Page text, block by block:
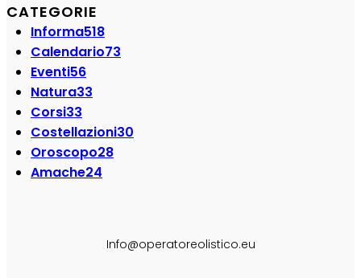
CATEGORIE
Informa518
Calendario73
Eventi56
Natura33
Corsi33
Costellazioni30
Oroscopo28
Amache24
Info@operatoreolistico.eu